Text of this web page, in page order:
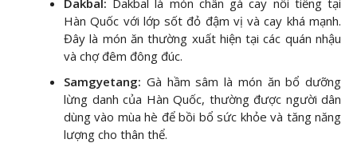
Dakbal: Dakbal là món chân gà cay nổi tiếng tại
Hàn Quốc với lớp sốt đỏ đậm vị và cay khá mạnh.
Đây là món ăn thường xuất hiện tại các quán nhậu
và chợ đêm đông đúc.
Samgyetang: Gà hầm sâm là món ăn bổ dưỡng
lừng danh của Hàn Quốc, thường được người dân
dùng vào mùa hè để bồi bổ sức khỏe và tăng năng
lượng cho thân thể.